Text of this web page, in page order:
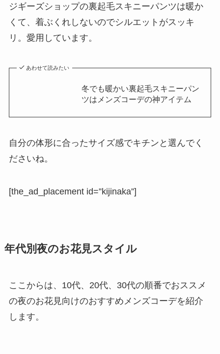
ジギーズショップの裏起毛スキニーパンツは暖か
くて、着ぶくれしないのでシルエットがスッキ
リ。愛用しています。
あわせて読みたい
冬でも暖かい裏起毛スキニーパン
ツはメンズコーデの神アイテム
自分の体形に合ったサイズ感でキチンと選んでく
ださいね。
[the_ad_placement id=”kijinaka”]
年代別夜のお花見スタイル
ここからは、10代、20代、30代の順番でおススメ
の夜のお花見向けのおすすめメンズコーデを紹介
します。